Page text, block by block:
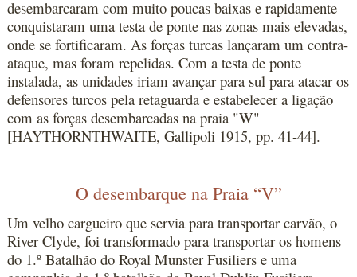
desembarcaram com muito poucas baixas e rapidamente
conquistaram uma testa de ponte nas zonas mais elevadas,
onde se fortificaram. As forças turcas lançaram um contra-
ataque, mas foram repelidas. Com a testa de ponte
instalada, as unidades iriam avançar para sul para atacar os
defensores turcos pela retaguarda e estabelecer a ligação
com as forças desembarcadas na praia "W"
[HAYTHORNTHWAITE, Gallipoli 1915, pp. 41-44].
O desembarque na Praia “V”
Um velho cargueiro que servia para transportar carvão, o
River Clyde, foi transformado para transportar os homens
do 1.º Batalhão do Royal Munster Fusiliers e uma